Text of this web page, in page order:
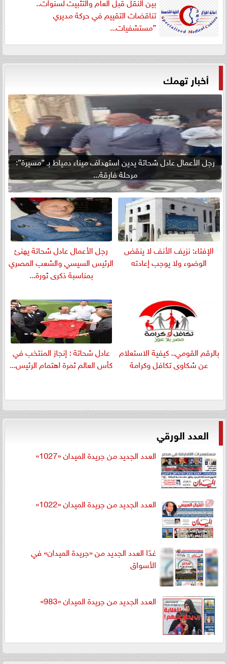
تناقضات التقييم في حركة مديري
”مستشفيات...
أخبار تهمك
رجل الأعمال عادل شحاتة يدين استهداف ميناء دمياط بـ ”مسيرة”:
مرحلة فارقة...
الإفتاء: نزيف الأنف لا ينقض
الوضوء ولا يوجب إعادته
رجل الأعمال عادل شحاتة يهنئ
الرئيس السيسي والشعب المصري
بمناسبة ذكرى ثورة...
بالرقم القومي.. كيفية الاستعلام
عن شكاوى تكافل وكرامة
عادل شحاتة : إنجاز المنتخب في
كأس العالم ثمرة اهتمام الرئيس...
العدد الورقي
العدد الجديد من جريدة الميدان «1027»
العدد الجديد من جريدة الميدان «1022»
غدًا العدد الجديد من «جريدة الميدان» في
الأسواق
العدد الجديد من جريدة الميدان «983»